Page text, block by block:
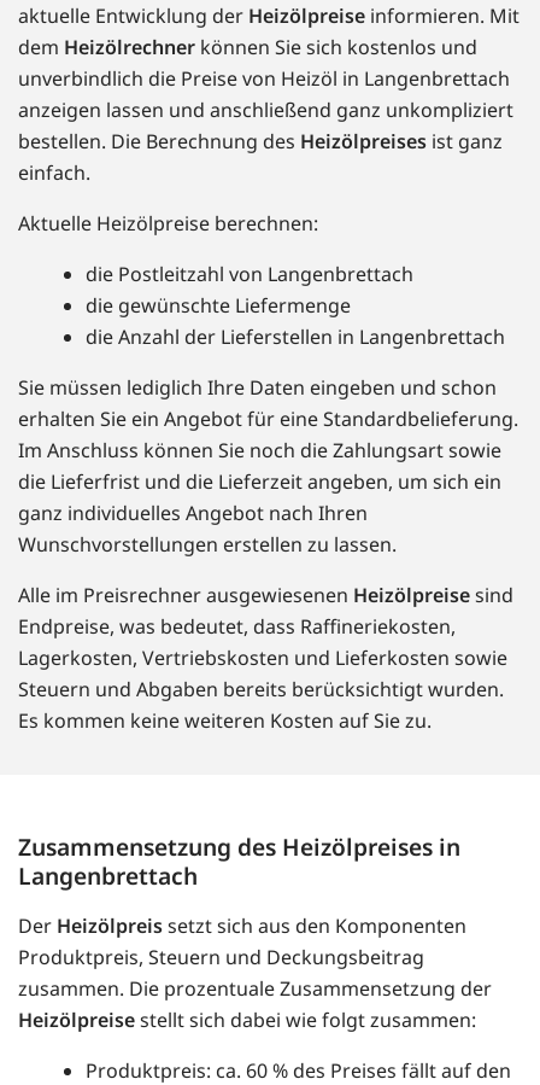
aktuelle Entwicklung der Heizölpreise informieren. Mit
dem Heizölrechner können Sie sich kostenlos und
unverbindlich die Preise von Heizöl in Langenbrettach
anzeigen lassen und anschließend ganz unkompliziert
bestellen. Die Berechnung des Heizölpreises ist ganz
einfach.
Aktuelle Heizölpreise berechnen:
die Postleitzahl von Langenbrettach
die gewünschte Liefermenge
die Anzahl der Lieferstellen in Langenbrettach
Sie müssen lediglich Ihre Daten eingeben und schon
erhalten Sie ein Angebot für eine Standardbelieferung.
Im Anschluss können Sie noch die Zahlungsart sowie
die Lieferfrist und die Lieferzeit angeben, um sich ein
ganz individuelles Angebot nach Ihren
Wunschvorstellungen erstellen zu lassen.
Alle im Preisrechner ausgewiesenen Heizölpreisesind
Endpreise, was bedeutet, dass Raffineriekosten,
Lagerkosten, Vertriebskosten und Lieferkosten sowie
Steuern und Abgaben bereits berücksichtigt wurden.
Es kommen keine weiteren Kosten auf Sie zu.
Zusammensetzung des Heizölpreises in
Langenbrettach
Der Heizölpreissetzt sich aus den Komponenten
Produktpreis, Steuern und Deckungsbeitrag
zusammen. Die prozentuale Zusammensetzung der
Heizölpreisestellt sich dabei wie folgt zusammen:
Produktpreis: ca. 60 % des Preises fällt auf den